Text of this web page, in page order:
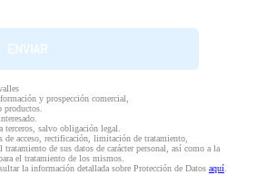
y prospección comercial,
productos.
terceros, salvo obligación legal.
de acceso, rectificación, limitación de tratamiento,
de sus datos de carácter personal, así como a la
el tratamiento de los mismos.
la información detallada sobre Protección de Datos aquí.